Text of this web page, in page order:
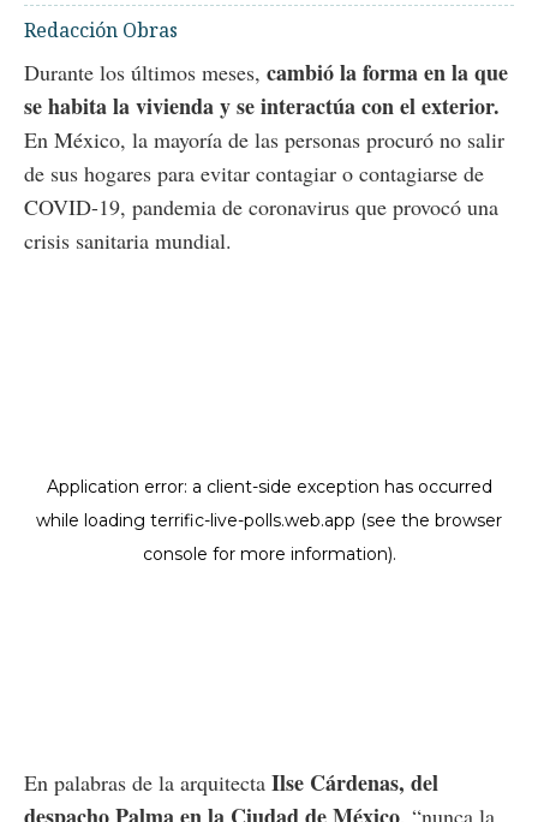
Redacción Obras
Durante los últimos meses, cambió la forma en la que
se habita la vivienda y se interactúa con el exterior.
En México, la mayoría de las personas procuró no salir
de sus hogares para evitar contagiar o contagiarse de
COVID-19, pandemia de coronavirus que provocó una
crisis sanitaria mundial.
En palabras de la arquitecta Ilse Cárdenas, del
, “nunca la